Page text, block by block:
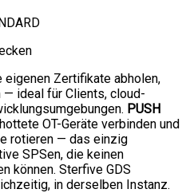
Zertifikate abholen,
— ideal für Clients, cloud-
PUSH
OT-Geräte verbinden und
rotieren — das einzig
SPSen, die keinen
können. Sterfive GDS
in derselben Instanz.